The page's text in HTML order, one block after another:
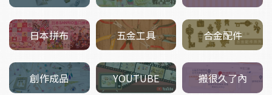
日本拼布 五金工具 合金配件
創作成品 YOUTUBE 搬很久了內